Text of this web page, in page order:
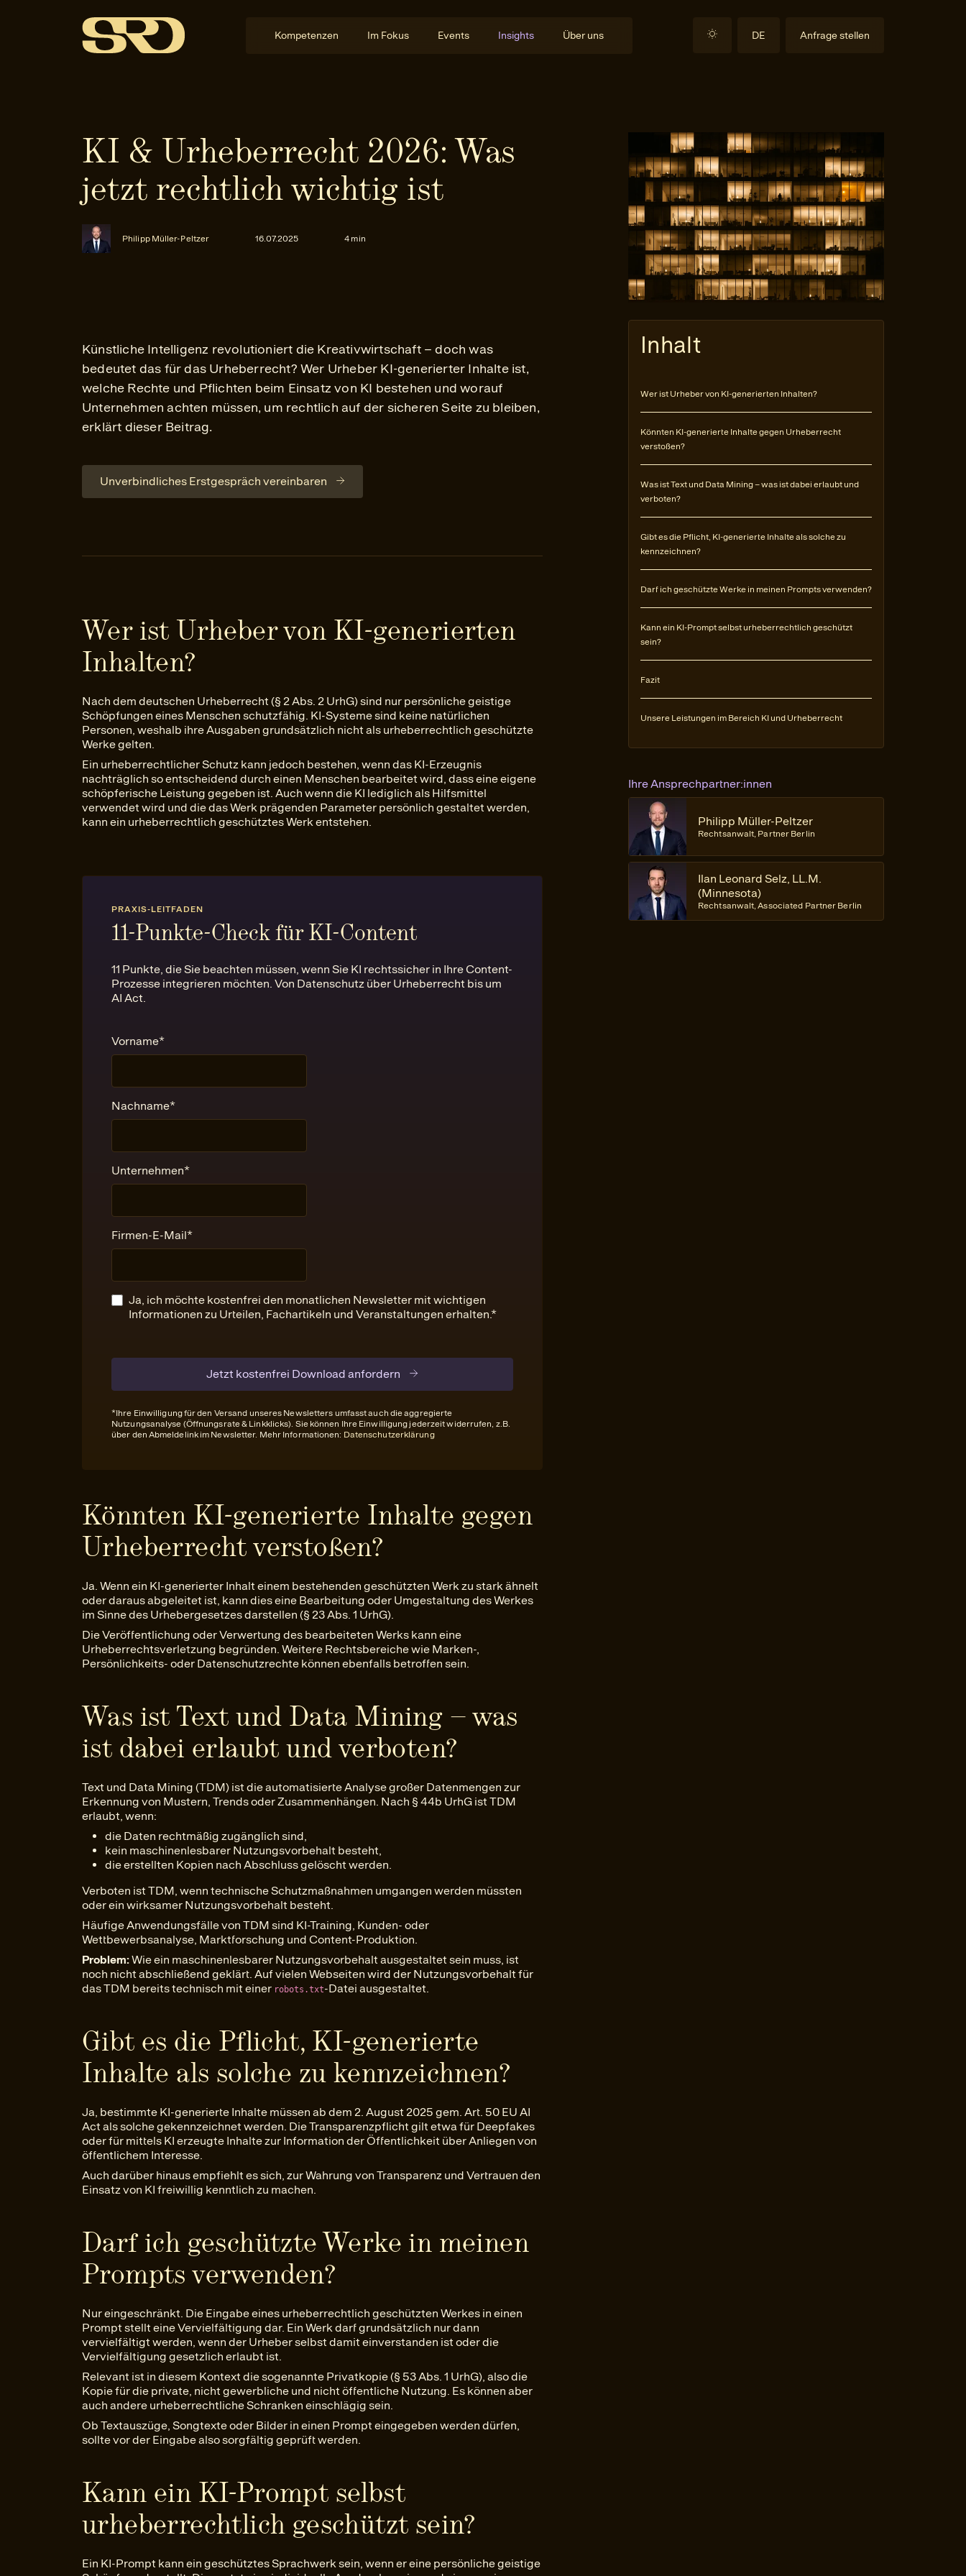
Kompetenzen Im Fokus Events Insights Über uns DE Anfrage stellen
KI & Urheberrecht 2026: Was
jetzt rechtlich wichtig ist
Philipp Müller-Peltzer 16.07.2025 4 min
Künstliche Intelligenz revolutioniert die Kreativwirtschaft – doch was
bedeutet das für das Urheberrecht? Wer Urheber KI-generierter Inhalte ist,
welche Rechte und Pflichten beim Einsatz von KI bestehen und worauf
Unternehmen achten müssen, um rechtlich auf der sicheren Seite zu bleiben,
erklärt dieser Beitrag.
Unverbindliches Erstgespräch vereinbaren
Wer ist Urheber von KI-generierten
Inhalten?
Nach dem deutschen Urheberrecht (§ 2 Abs. 2 UrhG) sind nur persönliche geistige
Schöpfungen eines Menschen schutzfähig. KI-Systeme sind keine natürlichen
Personen, weshalb ihre Ausgaben grundsätzlich nicht als urheberrechtlich geschützte
Werke gelten.
Ein urheberrechtlicher Schutz kann jedoch bestehen, wenn das KI-Erzeugnis
nachträglich so entscheidend durch einen Menschen bearbeitet wird, dass eine eigene
schöpferische Leistung gegeben ist. Auch wenn die KI lediglich als Hilfsmittel
verwendet wird und die das Werk prägenden Parameter persönlich gestaltet werden,
kann ein urheberrechtlich geschütztes Werk entstehen.
PRAXIS-LEITFADEN
11-Punkte-Check für KI-Content
11 Punkte, die Sie beachten müssen, wenn Sie KI rechtssicher in Ihre Content-
Prozesse integrieren möchten. Von Datenschutz über Urheberrecht bis um
AI Act.
Vorname*
Nachname*
Unternehmen*
Firmen-E-Mail*
Ja, ich möchte kostenfrei den monatlichen Newsletter mit wichtigen
Informationen zu Urteilen, Fachartikeln und Veranstaltungen erhalten.*
Jetzt kostenfrei Download anfordern
*Ihre Einwilligung für den Versand unseres Newsletters umfasst auch die aggregierte
Nutzungsanalyse (Öffnungsrate & Linkklicks). Sie können Ihre Einwilligung jederzeit widerrufen, z.B.
über den Abmeldelink im Newsletter. Mehr Informationen: Datenschutzerklärung
Könnten KI-generierte Inhalte gegen
Urheberrecht verstoßen?
Ja. Wenn ein KI-generierter Inhalt einem bestehenden geschützten Werk zu stark ähnelt
oder daraus abgeleitet ist, kann dies eine Bearbeitung oder Umgestaltung des Werkes
im Sinne des Urhebergesetzes darstellen (§ 23 Abs. 1 UrhG).
Die Veröffentlichung oder Verwertung des bearbeiteten Werks kann eine
Urheberrechtsverletzung begründen. Weitere Rechtsbereiche wie Marken-,
Persönlichkeits- oder Datenschutzrechte können ebenfalls betroffen sein.
Was ist Text und Data Mining – was
ist dabei erlaubt und verboten?
Text und Data Mining (TDM) ist die automatisierte Analyse großer Datenmengen zur
Erkennung von Mustern, Trends oder Zusammenhängen. Nach § 44b UrhG ist TDM
erlaubt, wenn:
die Daten rechtmäßig zugänglich sind,
kein maschinenlesbarer Nutzungsvorbehalt besteht,
die erstellten Kopien nach Abschluss gelöscht werden.
Verboten ist TDM, wenn technische Schutzmaßnahmen umgangen werden müssten
oder ein wirksamer Nutzungsvorbehalt besteht.
Häufige Anwendungsfälle von TDM sind KI-Training, Kunden- oder
Wettbewerbsanalyse, Marktforschung und Content-Produktion.
Problem:Wie ein maschinenlesbarer Nutzungsvorbehalt ausgestaltet sein muss, ist
noch nicht abschließend geklärt. Auf vielen Webseiten wird der Nutzungsvorbehalt für
das TDM bereits technisch mit einer robots.txt-Datei ausgestaltet.
Gibt es die Pflicht, KI-generierte
Inhalte als solche zu kennzeichnen?
Ja, bestimmte KI-generierte Inhalte müssen ab dem 2. August 2025 gem. Art. 50 EU AI
Act als solche gekennzeichnet werden. Die Transparenzpflicht gilt etwa für Deepfakes
oder für mittels KI erzeugte Inhalte zur Information der Öffentlichkeit über Anliegen von
öffentlichem Interesse.
Auch darüber hinaus empfiehlt es sich, zur Wahrung von Transparenz und Vertrauen den
Einsatz von KI freiwillig kenntlich zu machen.
Darf ich geschützte Werke in meinen
Prompts verwenden?
Nur eingeschränkt. Die Eingabe eines urheberrechtlich geschützten Werkes in einen
Prompt stellt eine Vervielfältigung dar. Ein Werk darf grundsätzlich nur dann
vervielfältigt werden, wenn der Urheber selbst damit einverstanden ist oder die
Vervielfältigung gesetzlich erlaubt ist.
Relevant ist in diesem Kontext die sogenannte Privatkopie (§ 53 Abs. 1 UrhG), also die
Kopie für die private, nicht gewerbliche und nicht öffentliche Nutzung. Es können aber
auch andere urheberrechtliche Schranken einschlägig sein.
Ob Textauszüge, Songtexte oder Bilder in einen Prompt eingegeben werden dürfen,
sollte vor der Eingabe also sorgfältig geprüft werden.
Kann ein KI-Prompt selbst
urheberrechtlich geschützt sein?
Ein KI-Prompt kann ein geschütztes Sprachwerk sein, wenn er eine persönliche geistige
Inhalt
Wer ist Urheber von KI-generierten Inhalten?
Könnten KI-generierte Inhalte gegen Urheberrecht
verstoßen?
Was ist Text und Data Mining – was ist dabei erlaubt und
verboten?
Gibt es die Pflicht, KI-generierte Inhalte als solche zu
kennzeichnen?
Darf ich geschützte Werke in meinen Prompts verwenden?
Kann ein KI-Prompt selbst urheberrechtlich geschützt
sein?
Fazit
Unsere Leistungen im Bereich KI und Urheberrecht
Ihre Ansprechpartner:innen
Philipp Müller-Peltzer
Rechtsanwalt, Partner Berlin
Ilan Leonard Selz, LL.M.
(Minnesota)
Rechtsanwalt, Associated Partner Berlin